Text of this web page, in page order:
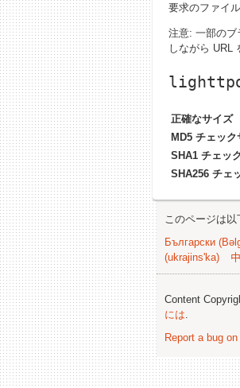
要求のファイ
注意: 一部のブ
しながら URL
正確なサイズ
MD5 チェック
SHA1 チェッ
SHA256 チェ
このページは以
Български
(ukrajins'ka)
Content
には
Report a bug